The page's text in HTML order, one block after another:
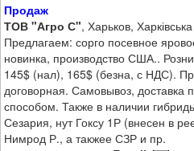
Продаж
ТОВ "Агро С", Харьков,
Предлагаем: сорго посевное
новинка, производство США..
145$ (нал), 165$ (безна, с НДС).
договорная. Самовывоз,
способом. Также в наличии
Сезария, нут Гоксу 1Р (внесен в
Нимрод Р., а такжее СЗР и пр.